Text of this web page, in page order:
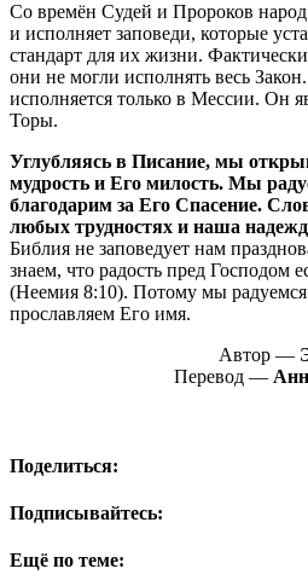
Со времён Судей и Пророков народ
и исполняет заповеди, которые
стандарт для их жизни.
они не могли исполнять весь
исполняется только в Мессии. Он
Торы.
Углубляясь в Писание, мы
мудрость и Его милость. Мы
благодарим за Его Спасение.
любых трудностях и наша
Библия не заповедует нам
знаем, что радость пред Господом
(Неемия 8:10). Потому мы
прославляем Его имя.
Автор —
Перевод —
Поделиться:
Подписывайтесь:
Ещё по теме: